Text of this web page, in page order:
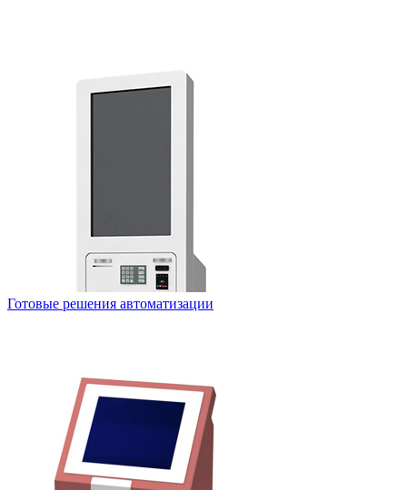
Готовые решения автоматизации